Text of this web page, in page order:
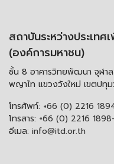
สถาบันระหว่างประเท
(องค์การมหาชน)
ชั้น 8 อาคารวิทยพัฒนา จุฬา
พญาไท แขวงวังใหม่ เขตปทุ
โทรศัพท์: +66 (0) 2216
โทรสาร: +66 (0) 2216
อีเมล: info@itd.or.th